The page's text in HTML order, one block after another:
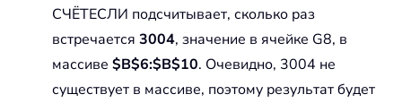
СЧЁТЕСЛИ подсчитывает, сколько раз
встречается 3004, значение в ячейке G8, в
массиве $B$6:$B$10. Очевидно, 3004 не
существует в массиве, поэтому результат будет